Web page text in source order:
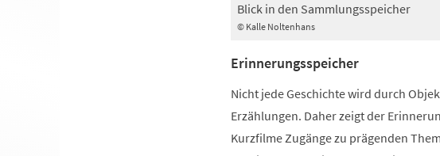
© Kalle Noltenhans
Blick in den Sammlungsspeicher
Erinnerungsspeicher
Nicht jede Geschichte wird durch
Erzählungen. Daher zeigt der
Kurzfilme Zugänge zu prägenden